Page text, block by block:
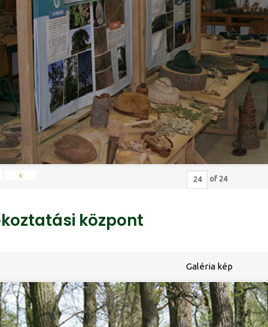
‹ of 24
központ
Galéria kép